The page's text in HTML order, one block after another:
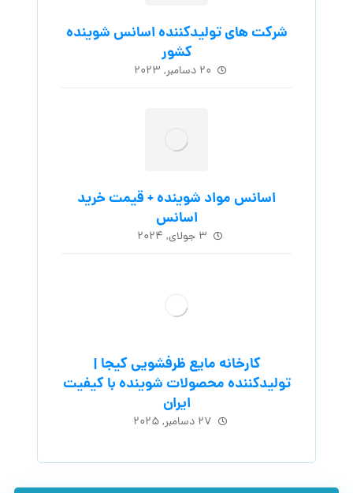
شرکت های تولیدکننده اسانس شوینده
کشور
۲۰ دسامبر, ۲۰۲۳
اسانس مواد شوینده + قیمت خرید
اسانس
۳ جولای, ۲۰۲۴
کارخانه مایع ظرفشویی کیجا |
تولیدکننده محصولات شوینده با کیفیت
ایران
۲۷ دسامبر, ۲۰۲۵